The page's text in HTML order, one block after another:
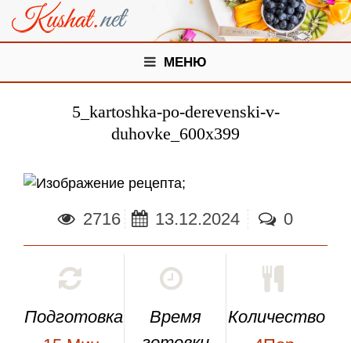
МЕНЮ
5_kartoshka-po-derevenski-v-
duhovke_600x399
;
2716 13.12.2024 0
Подготовка
Время
Количество